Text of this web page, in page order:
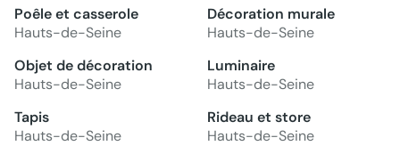
Poêle et casserole
Hauts-de-Seine
Décoration murale
Hauts-de-Seine
Objet de décoration
Hauts-de-Seine
Luminaire
Hauts-de-Seine
Tapis
Hauts-de-Seine
Rideau et store
Hauts-de-Seine